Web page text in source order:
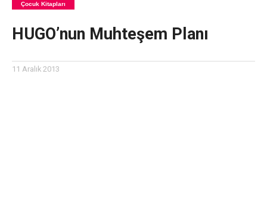
Çocuk Kitapları
HUGO’nun Muhteşem Planı
11 Aralık 2013